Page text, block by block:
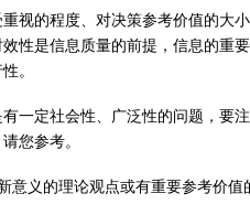
视的程度、对决策参考价值的大
性是信息质量的前提，信息的重
。
一定社会性、广泛性的问题，要
您参考。
义的理论观点或有重要参考价值